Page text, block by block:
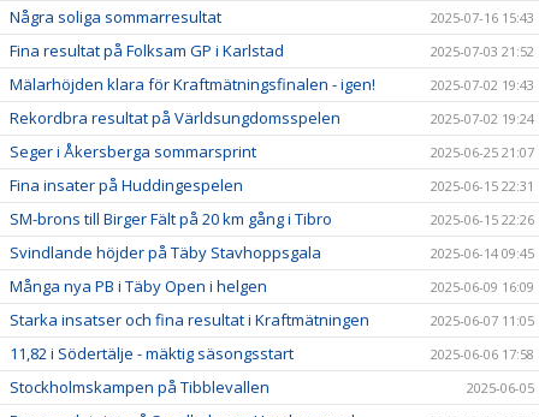
Några soliga sommarresultat 2025-07-16 15:43
Fina resultat på Folksam GP i Karlstad 2025-07-03 21:52
Mälarhöjden klara för Kraftmätningsfinalen - igen! 2025-07-02 19:43
Rekordbra resultat på Världsungdomsspelen 2025-07-02 19:24
Seger i Åkersberga sommarsprint 2025-06-25 21:07
Fina insater på Huddingespelen 2025-06-15 22:31
SM-brons till Birger Fält på 20 km gång i Tibro 2025-06-15 22:26
Svindlande höjder på Täby Stavhoppsgala 2025-06-14 09:45
Många nya PB i Täby Open i helgen 2025-06-09 16:09
Starka insatser och fina resultat i Kraftmätningen 2025-06-07 11:05
11,82 i Södertälje - mäktig säsongsstart 2025-06-06 17:58
Stockholmskampen på Tibblevallen 2025-06-05